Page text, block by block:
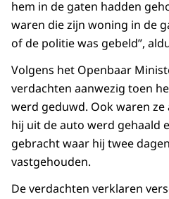
hem in de gaten hadden
waren die zijn woning in de
of de politie was gebeld”,
Volgens het Openbaar
verdachten aanwezig toen
werd geduwd. Ook waren
hij uit de auto werd gehaald
gebracht waar hij twee
vastgehouden.
De verdachten verklaren